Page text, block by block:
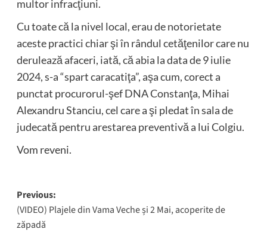
multor infracţiuni.
Cu toate că la nivel local, erau de notorietate
aceste practici chiar şi în rândul cetăţenilor care nu
derulează afaceri, iată, că abia la data de 9 iulie
2024, s-a “spart caracatiţa”, aşa cum, corect a
punctat procurorul-şef DNA Constanţa, Mihai
Alexandru Stanciu, cel care a şi pledat în sala de
judecată pentru arestarea preventivă a lui Colgiu.
Vom reveni.
Post
navigation
Previous:
(VIDEO) Plajele din Vama Veche și 2 Mai, acoperite de
zăpadă